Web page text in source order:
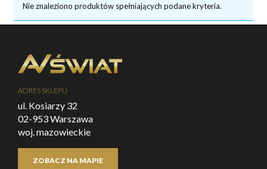
Nie znaleziono produktów spełniających podane kryteria.
ADRES SKLEPU
ul. Kosiarzy 32
02-953 Warszawa
woj. mazowieckie
ZOBACZ NA MAPIE